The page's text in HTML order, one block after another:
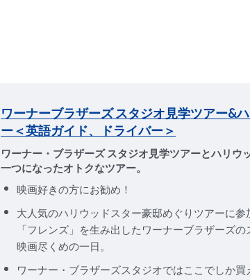
ワーナーブラザーズ スタジオ見学ツアー&
ー＜英語ガイド、ドライバー＞
ワーナー・ブラザーズ スタジオ見学ツアーとハリウ
一つになったオトクなツアー。
映画好きの方にお勧め！
大人気のハリウッドスター豪邸めぐりツアーに
「フレンズ」を生み出したワーナーブラザーズ
映画尽くめの一日。
ワーナー・ブラザーズスタジオではここでしか